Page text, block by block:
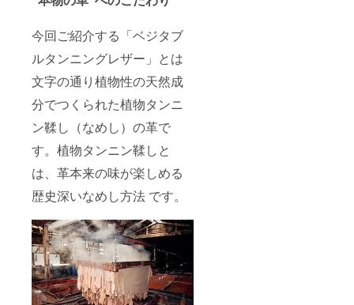
今回ご紹介する「ベジタブ
ルタンニングレザー」とは
文字の通り植物性の天然成
分でつくられた植物タンニ
ン鞣し（なめし）の革で
す。植物タンニン鞣しと
は、革本来の味が楽しめる
歴史深いなめし方法 です。